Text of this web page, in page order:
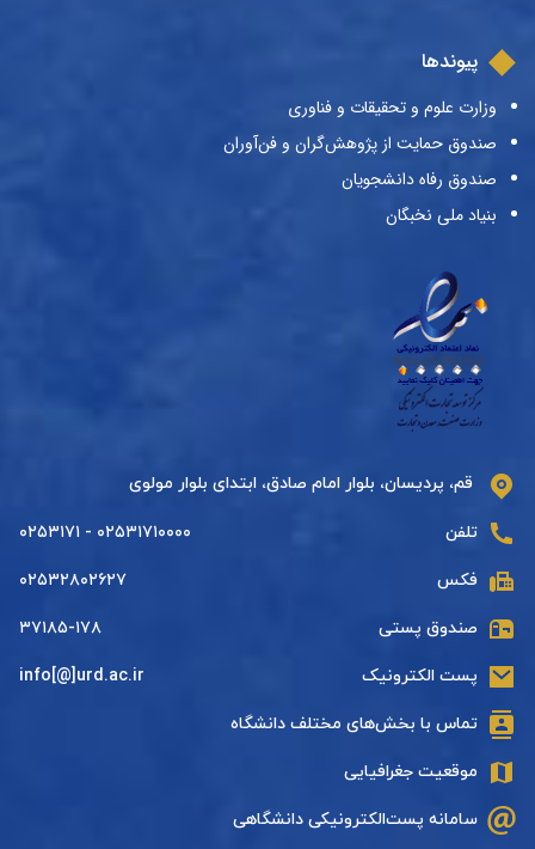
پیوندها
وزارت علوم و تحقیقات و فناوری
صندوق حمایت از پژوهش‌گران و فن‌آوران
صندوق رفاه دانشجویان
بنیاد ملی نخبگان
قم، پردیسان، بلوار امام صادق، ابتدای بلوار مولوی
تلفن ۰۲۵۳۱۷۱۰۰۰۰ - ۰۲۵۳۱۷۱
فکس ۰۲۵۳۲۸۰۲۶۲۷
صندوق پستی ۳۷۱۸۵-۱۷۸
پست الکترونیک info[@]urd.ac.ir
تماس با بخش‌های مختلف دانشگاه
موقعیت جغرافیایی
سامانه پست‌الکترونیکی دانشگاهی